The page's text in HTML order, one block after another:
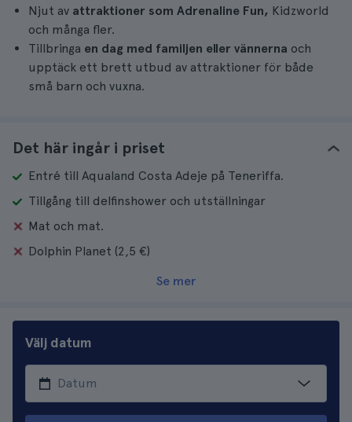
Njut av attraktioner som Adrenaline Fun, Kidzworld
och många fler.
Tillbringa en dag med familjen eller vännerna och
upptäck ett brett utbud av attraktioner för både
små barn och vuxna.
Det här ingår i priset
Entré till Aqualand Costa Adeje på Teneriffa.
Tillgång till delfinshower och utställningar
Mat och mat.
Dolphin Planet (2,5 €)
Se mer
Välj datum